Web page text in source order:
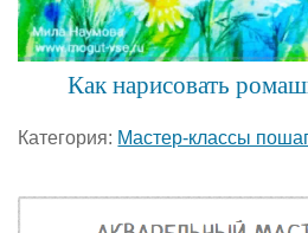
Как нарисовать
Категория: Мастер-классы